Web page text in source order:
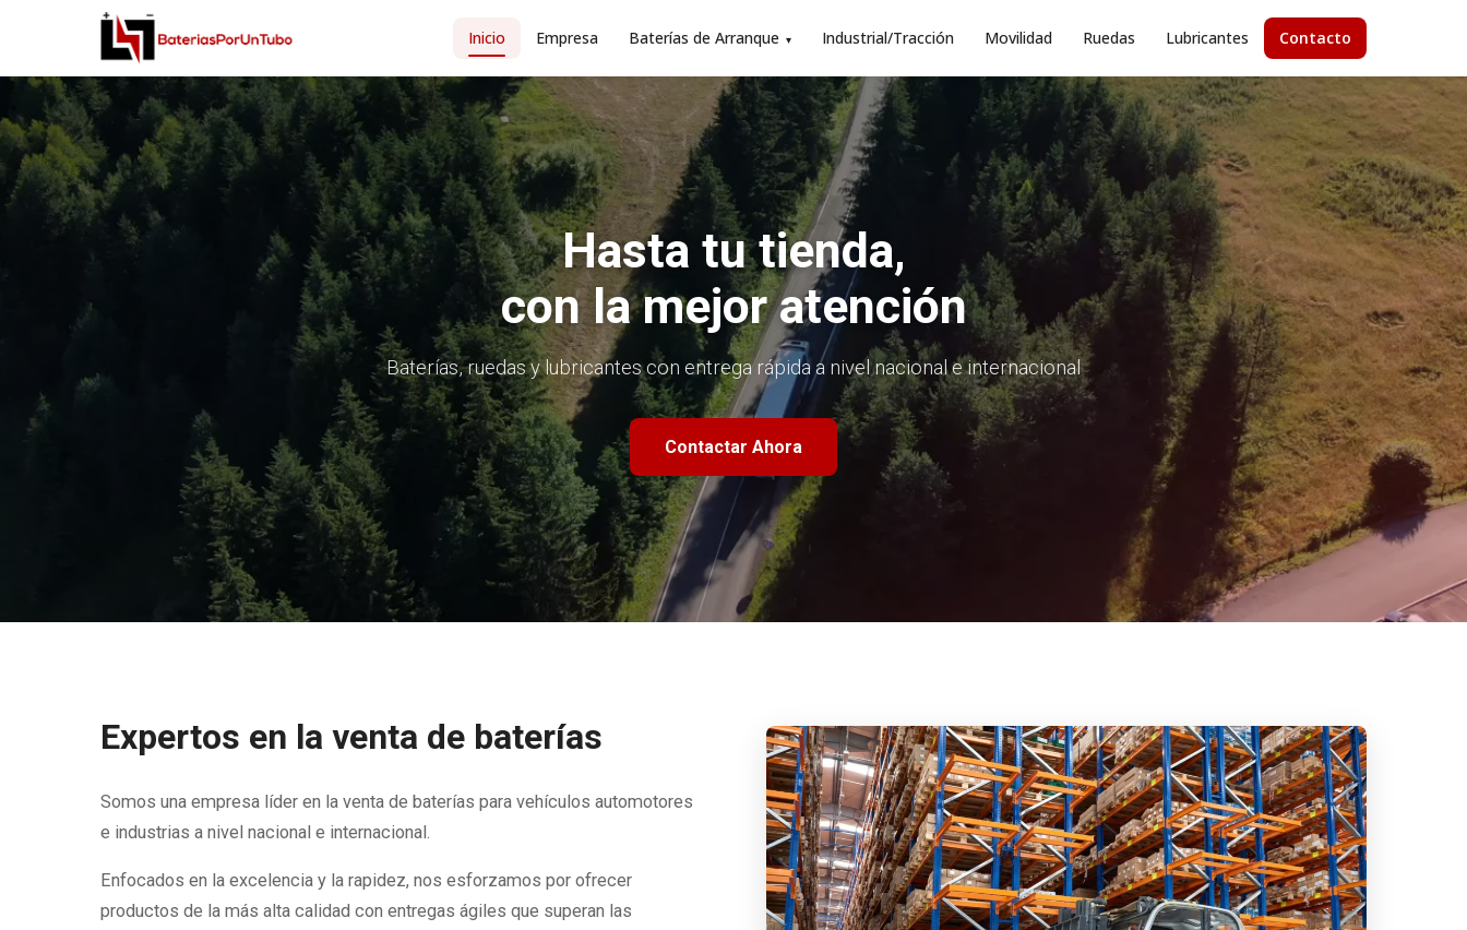
Inicio Empresa Baterías de Arranque ▾ Industrial/Tracción Movilidad Ruedas Lubricantes Contacto
Hasta tu tienda,
con la mejor atención
Baterías, ruedas y lubricantes con entrega rápida a nivel nacional e internacional
Contactar Ahora
Expertos en la venta de baterías
Somos una empresa líder en la venta de baterías para vehículos automotores
e industrias a nivel nacional e internacional.
Enfocados en la excelencia y la rapidez, nos esforzamos por ofrecer
productos de la más alta calidad con entregas ágiles que superan las